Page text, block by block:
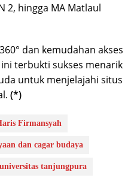
2, hingga MA Matlaul
dan kemudahan akses
terbukti sukses menarik
untuk menjelajahi situs
(*)
Firmansyah
dan cagar budaya
universitas tanjungpura